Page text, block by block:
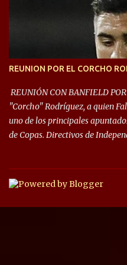
las fases de grupos de la
noche de Copas Rey! ⚽🇦🇹👑🏆.
REUNION POR EL CORCHO
REUNIÓN CON BANFIELD
"Corcho" Rodríguez, a quien
uno de los principales
de Copas. Directivos de
préstamo con opción de
busca vender al menos el 50%
1,5 millones de dólares. El